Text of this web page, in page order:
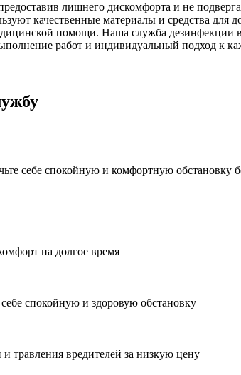
лишнего дискомфорта и не
качественные материалы и средства для
помощи. Наша служба дезинфекции
работ и индивидуальный подход к
себе спокойную и комфортную обстановку
на долгое время
спокойную и здоровую обстановку
травления вредителей за низкую цену